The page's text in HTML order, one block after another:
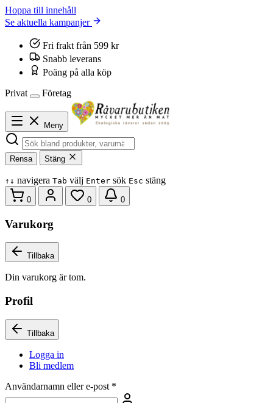
Hoppa till innehåll
Se aktuella kampanjer
Fri frakt från 599 kr
Snabb leverans
Poäng på alla köp
Privat
Företag
Meny
Rensa Stäng
↑ ↓ navigera Tab välj Enter sök Esc stäng
0 0 0
Varukorg
Tillbaka
Din varukorg är tom.
Profil
Tillbaka
Logga in
Bli medlem
Användarnamn eller e-post *